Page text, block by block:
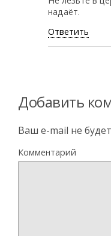
надаёт.
Ответить
Добавить
Ваш e-mail не
Комментарий